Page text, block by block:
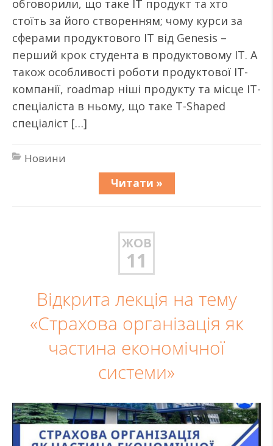
обговорили, що таке IT продукт та хто
стоїть за його створенням; чому курси за
сферами продуктового IT від Genesis –
перший крок студента в продуктовому IT. А
також особливості роботи продуктової ІТ-
компанії, roadmap ніші продукту та місце ІТ-
спеціаліста в ньому, що таке T-Shaped
спеціаліст […]
Новини
Читати »
ЖОВ
11
Відкрита лекція на тему
«Страхова організація як
частина економічної
системи»